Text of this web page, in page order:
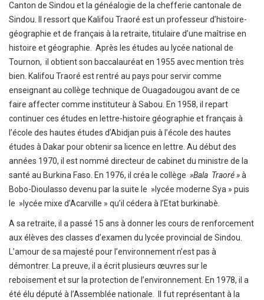
Canton de Sindou et la généalogie de la chefferie cantonale de
Sindou. Il ressort que Kalifou Traoré est un professeur d’histoire-
géographie et de français à la retraite, titulaire d’une maîtrise en
histoire et géographie. Après les études au lycée national de
Tournon, il obtient son baccalauréat en 1955 avec mention très
bien. Kalifou Traoré est rentré au pays pour servir comme
enseignant au collège technique de Ouagadougou avant de ce
faire affecter comme instituteur à Sabou. En 1958, il repart
continuer ces études en lettre-histoire géographie et français à
l’école des hautes études d’Abidjan puis à l’école des hautes
études à Dakar pour obtenir sa licence en lettre. Au début des
années 1970, il est nommé directeur de cabinet du ministre de la
santé au Burkina Faso. En 1976, il créa le collège »Bala Traoré »à
Bobo-Dioulasso devenu par la suite le »lycée moderne Sya » puis
le »lycée mixe d’Acarville » qu’il cédera à l’Etat burkinabè.
A sa retraite, il a passé 15 ans à donner les cours de renforcement
aux élèves des classes d’examen du lycée provincial de Sindou.
L’amour de sa majesté pour l’environnement n’est pas à
démontrer. La preuve, il a écrit plusieurs œuvres sur le
reboisement et sur la protection de l’environnement. En 1978, il a
été élu député à l’Assemblée nationale. Il fut représentant à la